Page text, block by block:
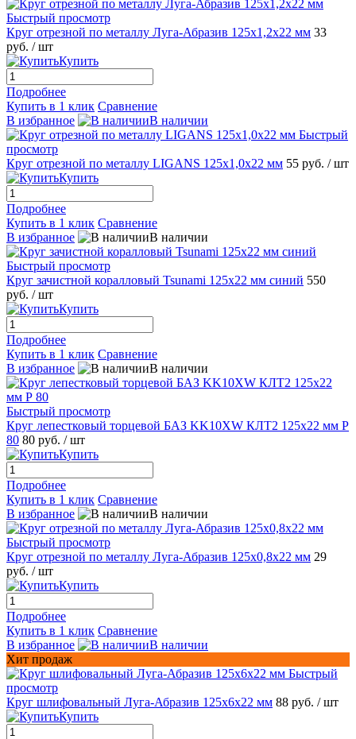
Быстрый просмотр
Круг отрезной по металлу Луга-Абразив 125x1,2x22 мм 33
руб. / шт
Купить
Подробнее
Купить в 1 клик Сравнение
В избранное
В наличии
Быстрый
просмотр
Круг отрезной по металлу LIGANS 125x1,0x22 мм 55 руб. / шт
Купить
Подробнее
Купить в 1 клик Сравнение
В избранное
В наличии
Быстрый просмотр
Круг зачистной коралловый Tsunami 125x22 мм синий 550
руб. / шт
Купить
Подробнее
Купить в 1 клик Сравнение
В избранное
В наличии
Быстрый просмотр
Круг лепестковый торцевой БАЗ KK10XW КЛТ2 125x22 мм Р
80 80 руб. / шт
Купить
Подробнее
Купить в 1 клик Сравнение
В избранное
В наличии
Быстрый просмотр
Круг отрезной по металлу Луга-Абразив 125x0,8x22 мм 29
руб. / шт
Купить
Подробнее
Купить в 1 клик Сравнение
В избранное
В наличии
Хит продаж
Быстрый
просмотр
Круг шлифовальный Луга-Абразив 125x6x22 мм 88 руб. / шт
Купить